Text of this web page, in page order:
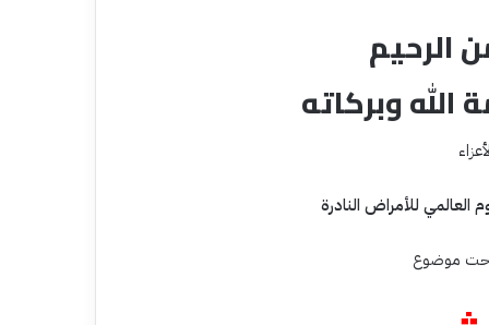
الرحيم
وبركاته
تحت موضوع